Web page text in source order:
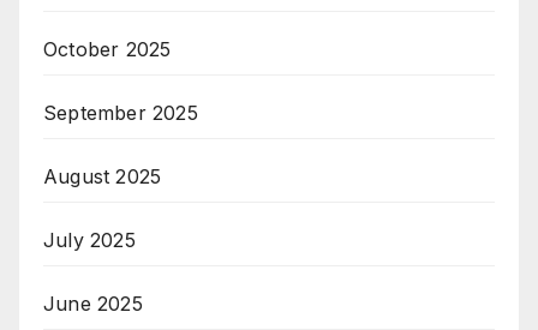
October 2025
September 2025
August 2025
July 2025
June 2025